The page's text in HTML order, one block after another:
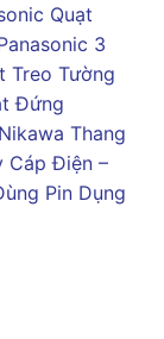
Quạt
3
Treo Tường
Đứng
Thang
Cáp Điện –
Pin Dụng